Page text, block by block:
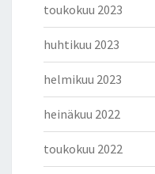
toukokuu 2023
huhtikuu 2023
helmikuu 2023
heinäkuu 2022
toukokuu 2022